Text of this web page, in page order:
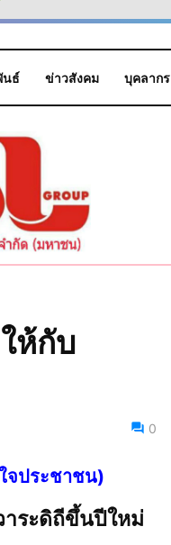
นธ์ ข่าวสังคม บุคลากร
ห้กับ
0
จประชาชน)
ระดิถีขึ้นปีใหม่